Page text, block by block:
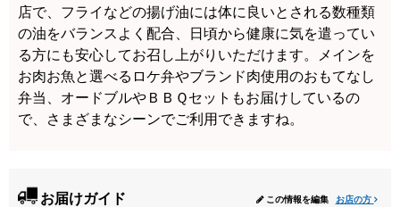
店で、フライなどの揚げ油には体に良いとされる数種類
の油をバランスよく配合、日頃から健康に気を遣ってい
る方にも安心してお召し上がりいただけます。メインを
お肉お魚と選べるロケ弁やブランド肉使用のおもてなし
弁当、オードブルやＢＢＱセットもお届けしているの
で、さまざまなシーンでご利用できますね。
お届けガイド この情報を編集 お店の方